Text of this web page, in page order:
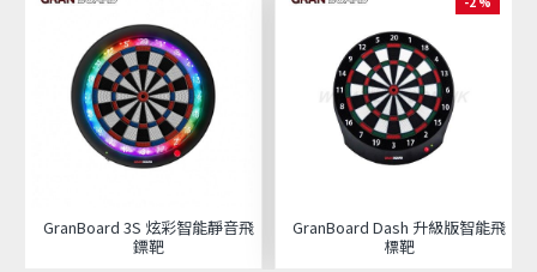
GranBoard 3S 炫彩智能靜音飛
鏢靶
GranBoard Dash 升級版智能飛
標靶